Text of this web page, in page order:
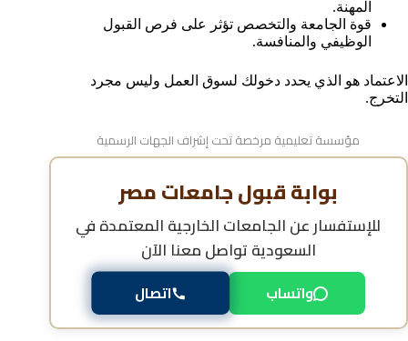
المهنة.
قوة الجامعة والتخصص تؤثر على فرص القبول
الوظيفي والمنافسة.
الاعتماد هو الذي يحدد دخولك لسوق العمل وليس مجرد
التخرج.
مؤسسة تعليمية مرخصة تحت إشراف الجهات الرسمية
بوابة قبول جامعات مصر
للإستفسار عنالجامعات الخارجية المعتمدة في
السعوديةتواصل معنا الآن
واتساب اتصال